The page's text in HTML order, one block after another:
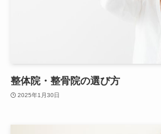
整体院・整骨院の選び方
2025年1月30日